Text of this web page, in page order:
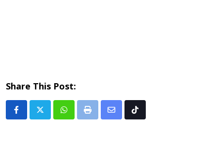
Share This Post:
Whatsapp
Print
Share Tiktok